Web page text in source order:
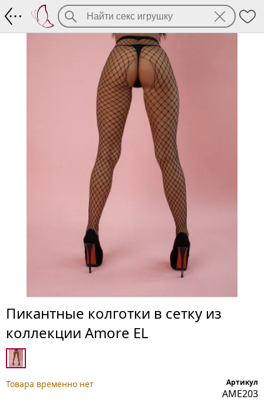
Пикантные колготки в сетку из
коллекции Amore EL
Товара временно нет Артикул
AME203
Пикантные колготки в сетку из